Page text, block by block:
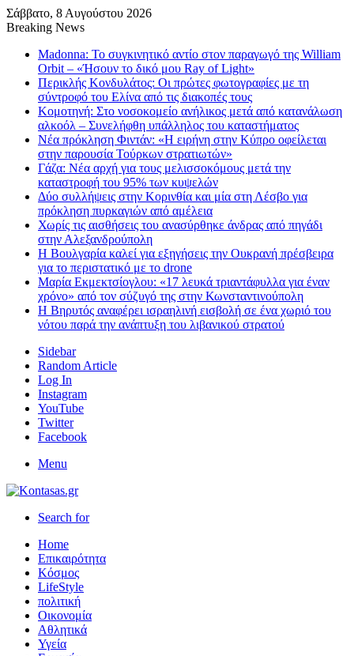
Σάββατο, 8 Αυγούστου 2026
Breaking News
Madonna: Το συγκινητικό αντίο στον παραγωγό της William
Orbit – «Ήσουν το δικό μου Ray of Light»
Περικλής Κονδυλάτος: Οι πρώτες φωτογραφίες με τη
σύντροφό του Ελίνα από τις διακοπές τους
Κομοτηνή: Στο νοσοκομείο ανήλικος μετά από κατανάλωση
αλκοόλ – Συνελήφθη υπάλληλος του καταστήματος
Νέα πρόκληση Φιντάν: «Η ειρήνη στην Κύπρο οφείλεται
στην παρουσία Τούρκων στρατιωτών»
Γάζα: Νέα αρχή για τους μελισσοκόμους μετά την
καταστροφή του 95% των κυψελών
Δύο συλλήψεις στην Κορινθία και μία στη Λέσβο για
πρόκληση πυρκαγιών από αμέλεια
Χωρίς τις αισθήσεις του ανασύρθηκε άνδρας από πηγάδι
στην Αλεξανδρούπολη
Η Βουλγαρία καλεί για εξηγήσεις την Ουκρανή πρέσβειρα
για το περιστατικό με το drone
Μαρία Εκμεκτσίογλου: «17 λευκά τριαντάφυλλα για έναν
χρόνο» από τον σύζυγό της στην Κωνσταντινούπολη
Η Βηρυτός αναφέρει ισραηλινή εισβολή σε ένα χωριό του
νότου παρά την ανάπτυξη του λιβανικού στρατού
Sidebar
Random Article
Log In
Instagram
YouTube
Twitter
Facebook
Menu
Search for
Home
Επικαιρότητα
Κόσμος
LifeStyle
πολιτική
Οικονομία
Αθλητικά
Υγεία